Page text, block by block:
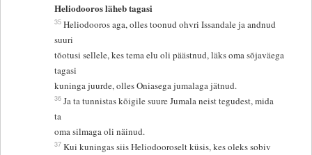
Heliodooros läheb tagasi
35 Heliodooros aga, olles toonud ohvri Issandale ja andnud
suuri
tõotusi sellele, kes tema elu oli päästnud, läks oma sõjaväega
tagasi
kuninga juurde, olles Oniasega jumalaga jätnud.
36 Ja ta tunnistas kõigile suure Jumala neist tegudest, mida
ta
oma silmaga oli näinud.
37 Kui kuningas siis Heliodooroselt küsis, kes oleks sobiv